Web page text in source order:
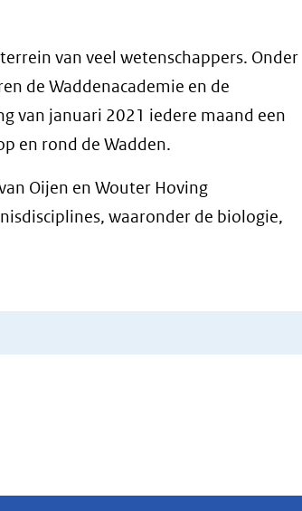
van veel wetenschappers. Onder
de Waddenacademie en de
van januari 2021 iedere maand een
en rond de Wadden.
Oijen en Wouter Hoving
waaronder de biologie,